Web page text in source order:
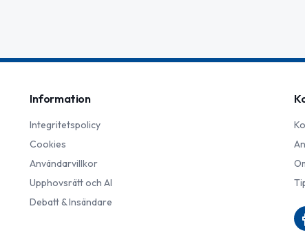
Information
Integritetspolicy
Cookies
Användarvillkor
Upphovsrätt och AI
Debatt & Insändare